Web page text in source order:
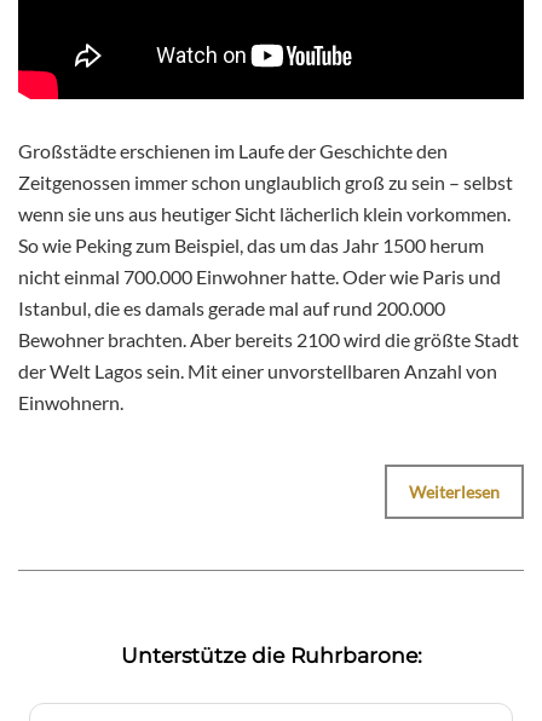
Großstädte erschienen im Laufe der Geschichte den
Zeitgenossen immer schon unglaublich groß zu sein – selbst
wenn sie uns aus heutiger Sicht lächerlich klein vorkommen.
So wie Peking zum Beispiel, das um das Jahr 1500 herum
nicht einmal 700.000 Einwohner hatte. Oder wie Paris und
Istanbul, die es damals gerade mal auf rund 200.000
Bewohner brachten. Aber bereits 2100 wird die größte Stadt
der Welt Lagos sein. Mit einer unvorstellbaren Anzahl von
Einwohnern.
Weiterlesen
Unterstütze die Ruhrbarone: